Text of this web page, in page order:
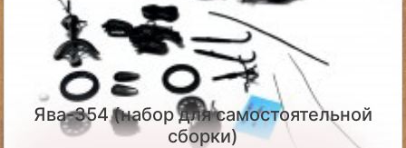
Ява-354 (набор для самостоятельной
сборки)